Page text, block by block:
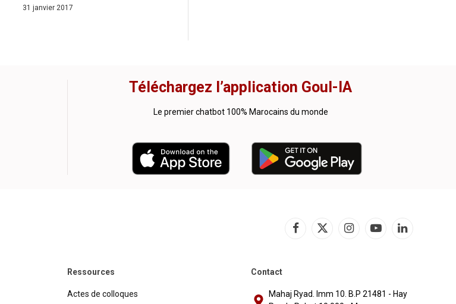
31 janvier 2017
Téléchargez l’application Goul-IA
Le premier chatbot 100% Marocains du monde
Facebook
X
InstagramYouTubeLinkedIn
Ressources
Actes de colloques
Contact
Mahaj Ryad. Imm 10. B.P 21481 - Hay